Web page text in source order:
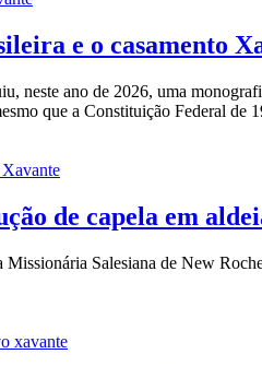
e o casamento
ano de 2026, uma
que a Constituição Federal
de capela em
Missionária Salesiana de New